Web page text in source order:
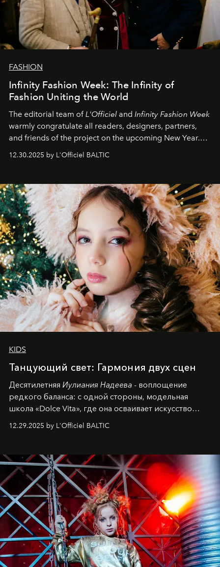
FASHION
Infinity Fashion Week: The Infinity of
Fashion Uniting the World
The editorial team ofL'Officiel and Infinity Fashion Week
warmly congratulate all readers, designers, partners,
and friends of the project on the upcoming New Year.
May 2026 bring growth, inspiration, bold ideas, and new
achievements.
12.30.2025 by L'Officiel BALTIC
KIDS
Танцующий свет: Гармония двух сцен
Десятилетняя Иулиания Надеева - воплощение
редкого баланса: с одной стороны, модельная
школа «Dolce Vita», где она осваивает искусство
позы и образа, с другой - подготовительная
балетная студия при хореографическом училище,
танцевального пути за плечами.
12.29.2025 by L'Officiel BALTIC